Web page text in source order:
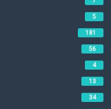
5
181
56
4
13
34